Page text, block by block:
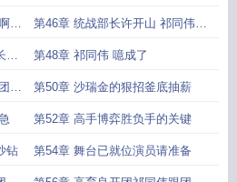
阳打西边出来了
高 第46章 统战部长许开山 祁同伟哭
坟哭的好
行 第48章 祁同伟 噫成了
结 第50章 沙瑞金的狠招釜底抽薪
第52章 高手博弈胜负手的关键
钻 第54章 舞台已就位演员请准备